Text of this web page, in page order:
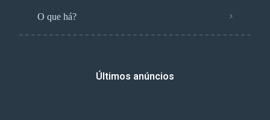
O que há?
Últimos anúncios